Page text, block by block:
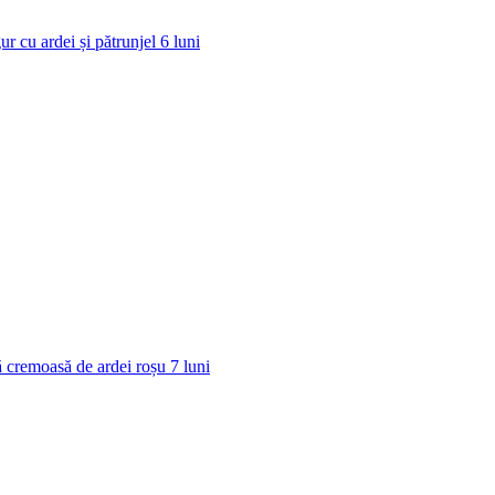
cu ardei și pătrunjel 6 luni
cremoasă de ardei roșu 7 luni